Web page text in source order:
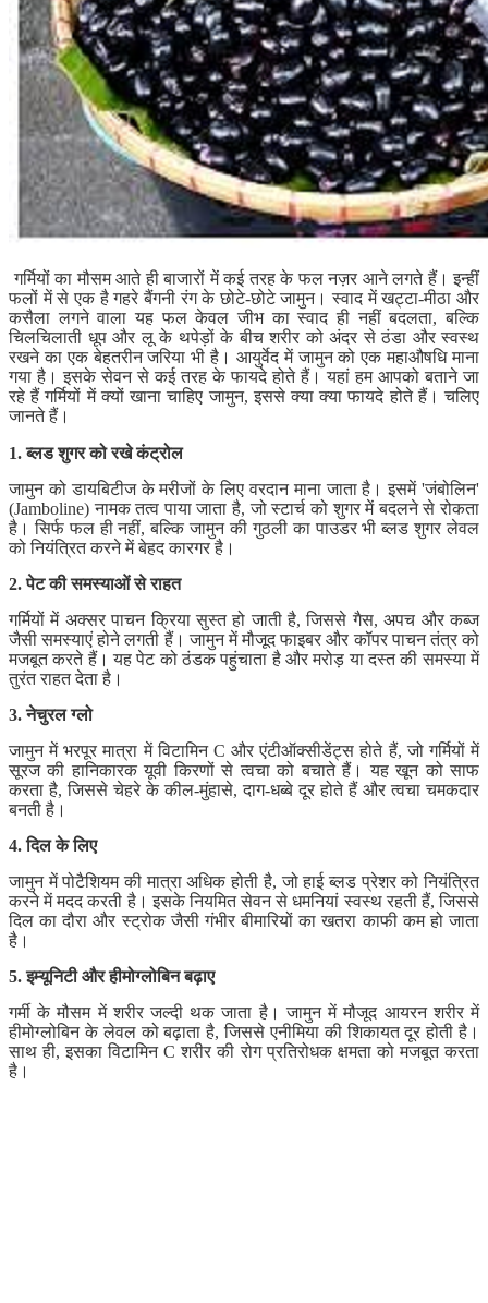
गर्मियों का मौसम आते ही बाजारों में कई तरह के फल नज़र आने लगते हैं। इन्हीं
फलों में से एक है गहरे बैंगनी रंग के छोटे-छोटे जामुन। स्वाद में खट्टा-मीठा और
कसैला लगने वाला यह फल केवल जीभ का स्वाद ही नहीं बदलता, बल्कि
चिलचिलाती धूप और लू के थपेड़ों के बीच शरीर को अंदर से ठंडा और स्वस्थ
रखने का एक बेहतरीन जरिया भी है। आयुर्वेद में जामुन को एक महाऔषधि माना
गया है। इसके सेवन से कई तरह के फायदे होते हैं। यहां हम आपको बताने जा
रहे हैं गर्मियों में क्यों खाना चाहिए जामुन, इससे क्या क्या फायदे होते हैं। चलिए
जानते हैं।
1. ब्लड शुगर को रखे कंट्रोल
जामुन को डायबिटीज के मरीजों के लिए वरदान माना जाता है। इसमें 'जंबोलिन'
(Jamboline) नामक तत्व पाया जाता है, जो स्टार्च को शुगर में बदलने से रोकता
है। सिर्फ फल ही नहीं, बल्कि जामुन की गुठली का पाउडर भी ब्लड शुगर लेवल
को नियंत्रित करने में बेहद कारगर है।
2. पेट की समस्याओं से राहत
गर्मियों में अक्सर पाचन क्रिया सुस्त हो जाती है, जिससे गैस, अपच और कब्ज
जैसी समस्याएं होने लगती हैं। जामुन में मौजूद फाइबर और कॉपर पाचन तंत्र को
मजबूत करते हैं। यह पेट को ठंडक पहुंचाता है और मरोड़ या दस्त की समस्या में
तुरंत राहत देता है।
3. नेचुरल ग्लो
जामुन में भरपूर मात्रा में विटामिन C और एंटीऑक्सीडेंट्स होते हैं, जो गर्मियों में
सूरज की हानिकारक यूवी किरणों से त्वचा को बचाते हैं। यह खून को साफ
करता है, जिससे चेहरे के कील-मुंहासे, दाग-धब्बे दूर होते हैं और त्वचा चमकदार
बनती है।
4. दिल के लिए
जामुन में पोटैशियम की मात्रा अधिक होती है, जो हाई ब्लड प्रेशर को नियंत्रित
करने में मदद करती है। इसके नियमित सेवन से धमनियां स्वस्थ रहती हैं, जिससे
दिल का दौरा और स्ट्रोक जैसी गंभीर बीमारियों का खतरा काफी कम हो जाता
है।
5. इम्यूनिटी और हीमोग्लोबिन बढ़ाए
गर्मी के मौसम में शरीर जल्दी थक जाता है। जामुन में मौजूद आयरन शरीर में
हीमोग्लोबिन के लेवल को बढ़ाता है, जिससे एनीमिया की शिकायत दूर होती है।
साथ ही, इसका विटामिन C शरीर की रोग प्रतिरोधक क्षमता को मजबूत करता
है।